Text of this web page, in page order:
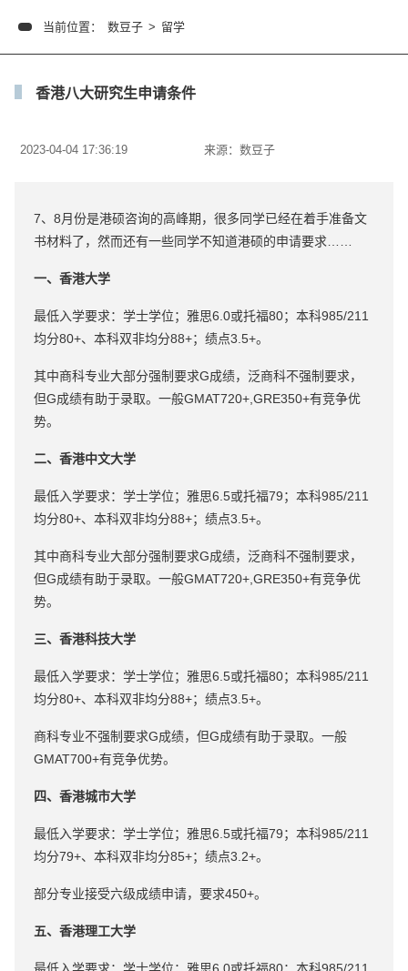
当前位置： 数豆子 > 留学
香港八大研究生申请条件
2023-04-04 17:36:19 来源： 数豆子
7、8月份是港硕咨询的高峰期，很多同学已经在着手准备文
书材料了，然而还有一些同学不知道港硕的申请要求……
一、香港大学
最低入学要求：学士学位；雅思6.0或托福80；本科985/211
均分80+、本科双非均分88+；绩点3.5+。
其中商科专业大部分强制要求G成绩，泛商科不强制要求，
但G成绩有助于录取。一般GMAT720+,GRE350+有竞争优
势。
二、香港中文大学
最低入学要求：学士学位；雅思6.5或托福79；本科985/211
均分80+、本科双非均分88+；绩点3.5+。
其中商科专业大部分强制要求G成绩，泛商科不强制要求，
但G成绩有助于录取。一般GMAT720+,GRE350+有竞争优
势。
三、香港科技大学
最低入学要求：学士学位；雅思6.5或托福80；本科985/211
均分80+、本科双非均分88+；绩点3.5+。
商科专业不强制要求G成绩，但G成绩有助于录取。一般
GMAT700+有竞争优势。
四、香港城市大学
最低入学要求：学士学位；雅思6.5或托福79；本科985/211
均分79+、本科双非均分85+；绩点3.2+。
部分专业接受六级成绩申请，要求450+。
五、香港理工大学